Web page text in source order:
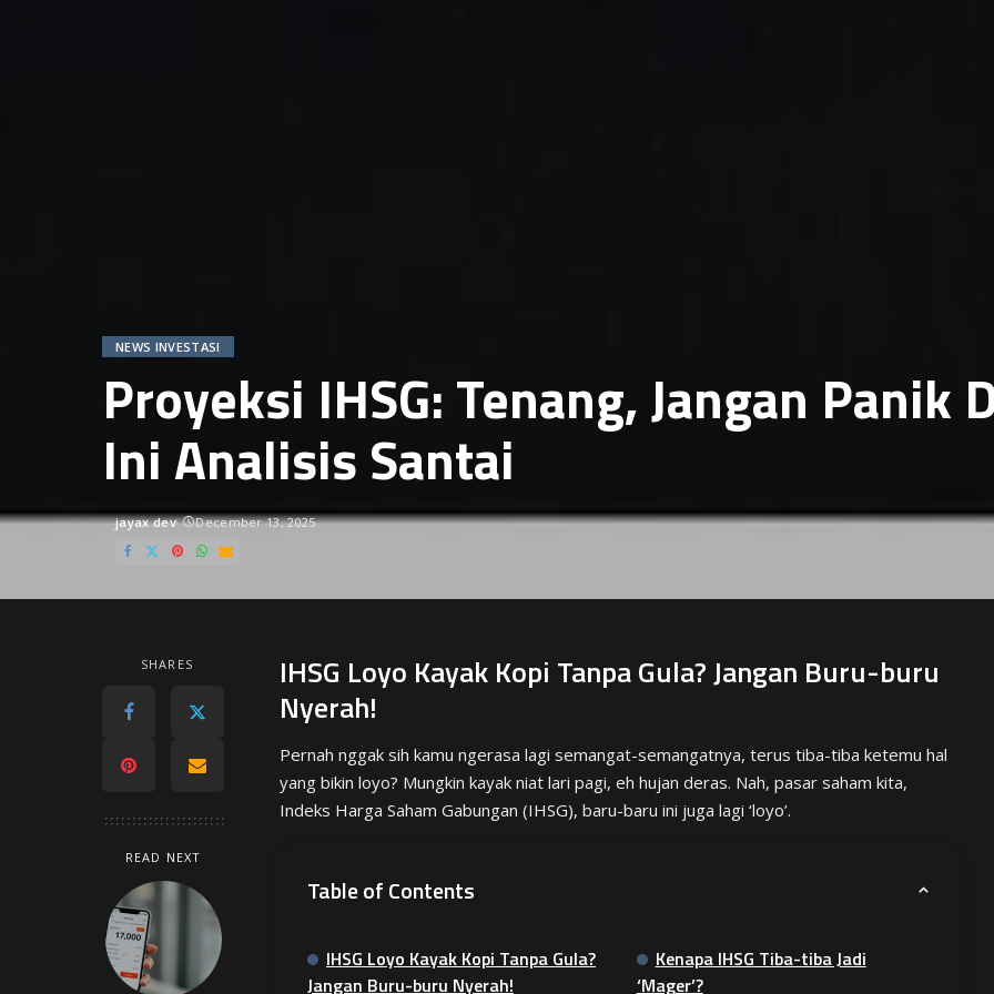
NEWS INVESTASI
Proyeksi IHSG: Tenang, Jangan Panik
Ini Analisis Santai
Posted
by
jayax dev December 13, 2025
SHARES
READ NEXT
IHSG Loyo Kayak Kopi Tanpa Gula? Jangan Buru-buru
Nyerah!
Pernah nggak sih kamu ngerasa lagi semangat-semangatnya, terus tiba-tiba ketemu hal
yang bikin loyo? Mungkin kayak niat lari pagi, eh hujan deras. Nah, pasar saham kita,
Indeks Harga Saham Gabungan (IHSG), baru-baru ini juga lagi ‘loyo’.
Table of Contents
IHSG Loyo Kayak Kopi Tanpa Gula?
Jangan Buru-buru Nyerah!
Kenapa IHSG Tiba-tiba Jadi
‘Mager’?